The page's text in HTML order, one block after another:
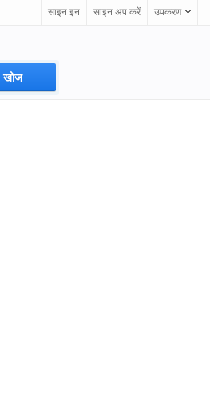
साइन इन साइन अप करें उपकरण